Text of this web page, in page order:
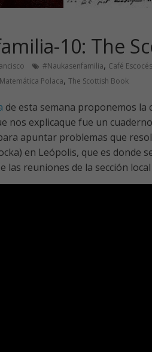
10: The
#Naukasenfamilia, Café Escocés
Polaca, The Scottish Book
de esta semana proponemos la
nos explicaque fue un
apuntar problemas que
en Leópolis, que es
las reuniones de la sección